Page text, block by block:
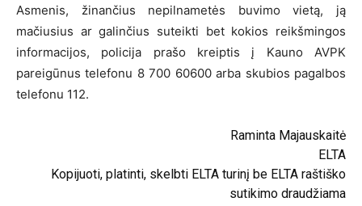
Asmenis, žinančius nepilnametės buvimo vietą, ją
mačiusius ar galinčius suteikti bet kokios reikšmingos
informacijos, policija prašo kreiptis į Kauno AVPK
pareigūnus telefonu 8 700 60600 arba skubios pagalbos
telefonu 112.
Raminta Majauskaitė
ELTA
Kopijuoti, platinti, skelbti ELTA turinį be ELTA raštiško
sutikimo draudžiama